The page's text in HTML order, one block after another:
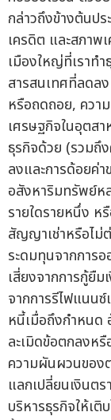
กล่าวถึงข้างต้นป
เครดิต และสภาพ
เมืองใหญ่ที่เราทำ
สารสนเทศที่ลดล
หรือถดถอย, ควา
เศรษฐกิจในอุตส
ธุรกิจด้วย (รวมถึ
ลงและการด้อยค่
อสังหาริมทรัพย์ห
รายใดรายหนึ่ง ห
สัญญาเช่าหรือไม่
ระดมทุนจากการ
เสี่ยงจากการกู้ยื
จากการรีไฟแนนซ์
หนี้เมื่อถึงกำหนด
ละเมิดข้อตกลงห
ความผันผวนของ
แลกเปลี่ยนเงินตร
บริหารธุรกิจให้เติ